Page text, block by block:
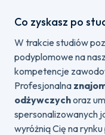
Co zyskasz po
W trakcie studiów
podyplomowe na
kompetencje
Profesjonalna
odżywczychoraz
spersonalizowanych
wyróżnią Cię na